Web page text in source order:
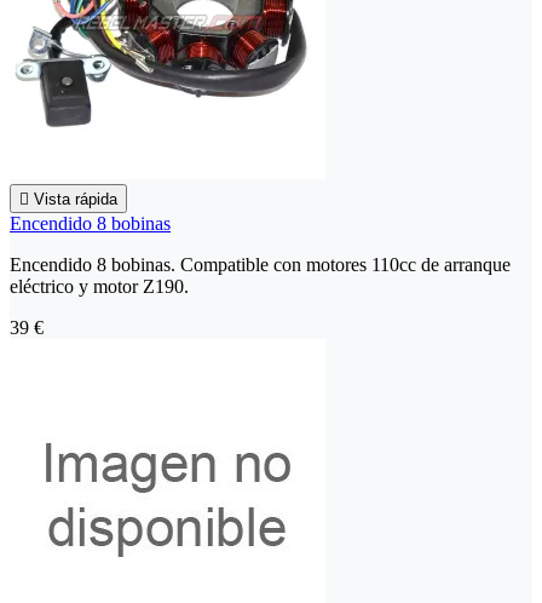
 Vista rápida
Encendido 8 bobinas
Encendido 8 bobinas. Compatible con motores 110cc de arranque
eléctrico y motor Z190.
39 €